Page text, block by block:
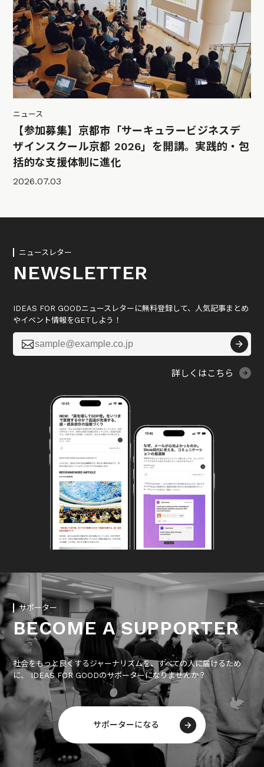
ニュース
【参加募集】京都市「サーキュラービジネスデ
ザインスクール京都 2026」を開講。実践的・包
括的な支援体制に進化
2026.07.03
ニュースレター
NEWSLETTER
IDEAS FOR GOODニュースレターに無料登録して、人気記事まとめ
やイベント情報をGETしよう！

詳しくはこちら
サポーター
BECOME A SUPPORTER
社会をもっと良くするジャーナリズムを、すべての人に届けるため
に、 IDEAS FOR GOODのサポーターになりませんか？
サポーターになる